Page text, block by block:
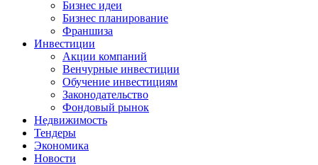
Бизнес идеи
Бизнес планирование
Франшиза
Инвестиции
Акции компаний
Венчурные инвестиции
Обучение инвестициям
Законодательство
Фондовый рынок
Недвижимость
Тендеры
Экономика
Новости